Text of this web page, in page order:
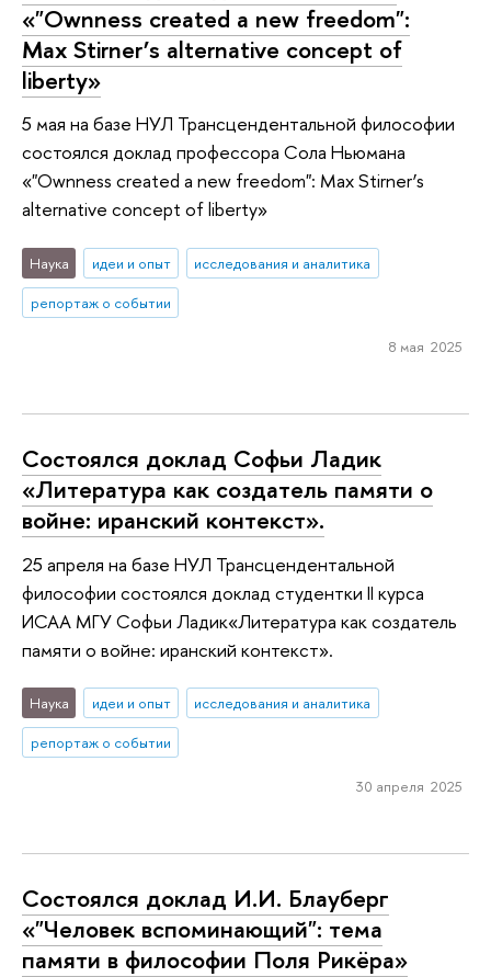
«"Ownness created a new freedom":
Max Stirner’s alternative concept of
liberty»
5 мая на базе НУЛ Трансцендентальной философии
состоялся доклад профессора Сола Ньюмана
«"Ownness created a new freedom": Max Stirner’s
alternative concept of liberty»
Наука идеи и опыт
исследования и аналитика
репортаж о событии
8 мая 2025
Состоялся доклад Софьи Ладик
«Литература как создатель памяти о
войне: иранский контекст».
25 апреля на базе НУЛ Трансцендентальной
философии состоялся доклад студентки II курса
ИСАА МГУ Софьи Ладик«Литература как создатель
памяти о войне: иранский контекст».
Наука идеи и опыт
исследования и аналитика
репортаж о событии
30 апреля 2025
Состоялся доклад И.И. Блауберг
«"Человек вспоминающий": тема
памяти в философии Поля Рикёра»